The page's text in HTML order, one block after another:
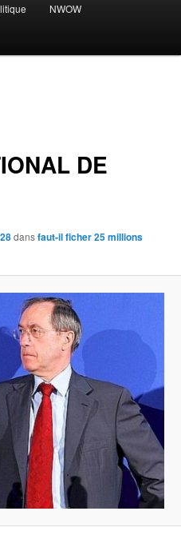
NWOW
DE
dansfaut-il ficher 25 millions